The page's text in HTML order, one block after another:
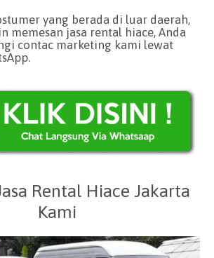
yang berada di luar daerah,
memesan jasa rental hiace, Anda
contac marketing kami lewat
Rental Hiace Jakarta
Kami